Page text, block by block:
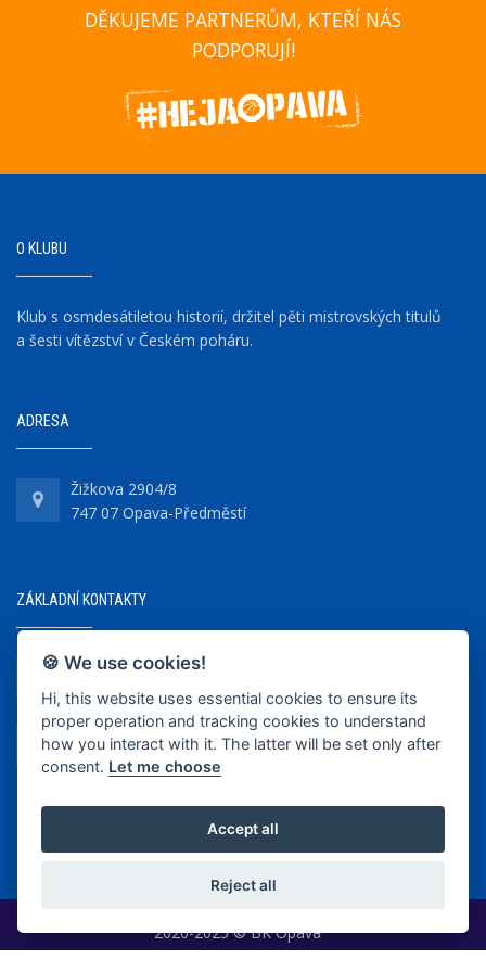
DĚKUJEME PARTNERŮM, KTEŘÍ NÁS
PODPORUJÍ!
O KLUBU
Klub s osmdesátiletou historií, držitel pěti mistrovských titulů
a šesti vítězství v Českém poháru.
ADRESA
Žižkova 2904/8
747 07 Opava-Předměstí
ZÁKLADNÍ KONTAKTY
+420 737 218 679
info@bkopava.cz
www.bkopava.cz
2020-2025 © BK Opava
🍪 We use cookies!
Hi, this website uses essential cookies to ensure its
proper operation and tracking cookies to understand
how you interact with it. The latter will be set only after
consent. Let me choose
Accept all
Reject all